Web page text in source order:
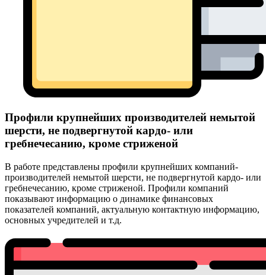
Профили крупнейших производителей немытой
шерсти, не подвергнутой кардо- или
гребнечесанию, кроме стриженой
В работе представлены профили крупнейших компаний-
производителей немытой шерсти, не подвергнутой кардо- или
гребнечесанию, кроме стриженой. Профили компаний
показывают информацию о динамике финансовых
показателей компаний, актуальную контактную информацию,
основных учредителей и т.д.